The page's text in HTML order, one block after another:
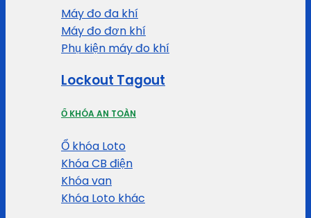
Máy đo đa khí
Máy đo đơn khí
Phụ kiện máy đo khí
Lockout Tagout
Ổ KHÓA AN TOÀN
Ổ khóa Loto
Khóa CB điện
Khóa van
Khóa Loto khác